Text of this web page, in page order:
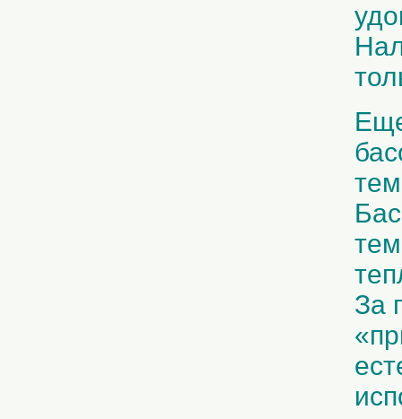
За